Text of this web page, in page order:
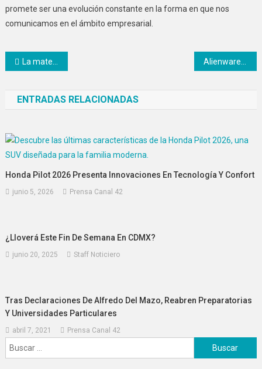
promete ser una evolución constante en la forma en que nos
comunicamos en el ámbito empresarial.
Navegación
entradas
La maternidad moderna en México y su doble jornada laboral Alienware 15: La nueva laptop que cautivará a los gamers
ENTRADAS RELACIONADAS
Honda Pilot 2026 Presenta Innovaciones En Tecnología Y Confort
junio 5, 2026 Prensa Canal 42
¿Lloverá Este Fin De Semana En CDMX?
junio 20, 2025 Staff Noticiero
Tras Declaraciones De Alfredo Del Mazo, Reabren Preparatorias
Y Universidades Particulares
abril 7, 2021 Prensa Canal 42
Buscar: